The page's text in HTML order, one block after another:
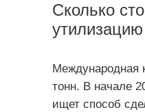
Сколько
Международная
тонн. В начале
ищет способ